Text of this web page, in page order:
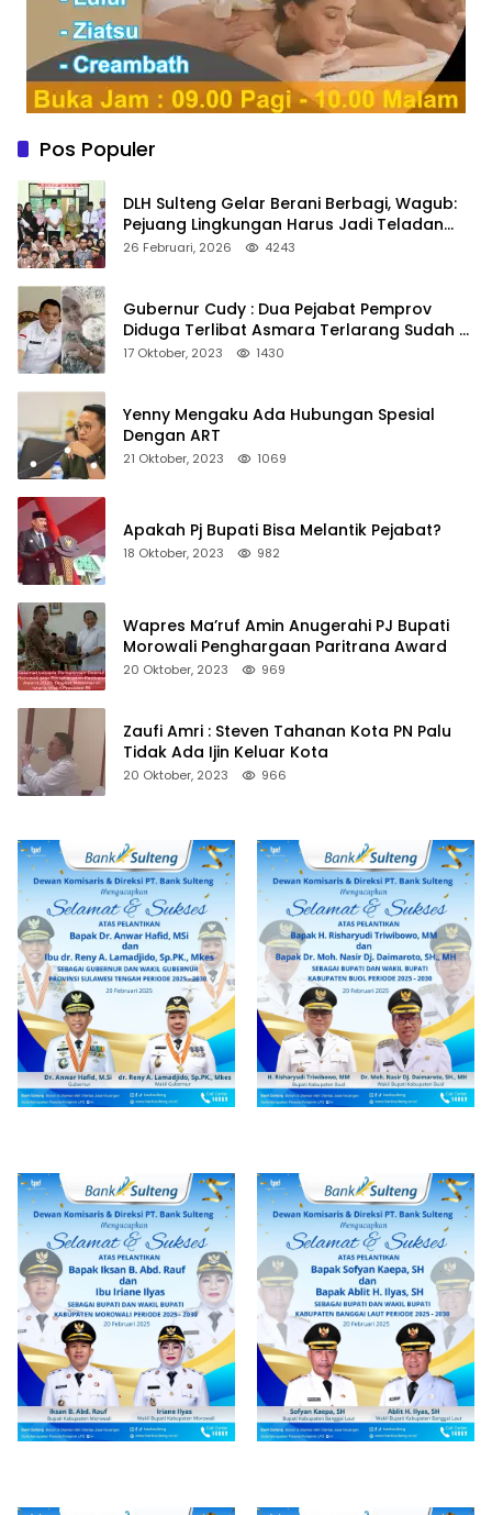
Pos Populer
DLH Sulteng Gelar Berani Berbagi, Wagub:
Pejuang Lingkungan Harus Jadi Teladan
Kepedulian
26 Februari, 2026 4243
Gubernur Cudy : Dua Pejabat Pemprov
Diduga Terlibat Asmara Terlarang Sudah di
Non Job
17 Oktober, 2023 1430
Yenny Mengaku Ada Hubungan Spesial
Dengan ART
21 Oktober, 2023 1069
Apakah Pj Bupati Bisa Melantik Pejabat?
18 Oktober, 2023 982
Wapres Ma’ruf Amin Anugerahi PJ Bupati
Morowali Penghargaan Paritrana Award
20 Oktober, 2023 969
Zaufi Amri : Steven Tahanan Kota PN Palu
Tidak Ada Ijin Keluar Kota
20 Oktober, 2023 966